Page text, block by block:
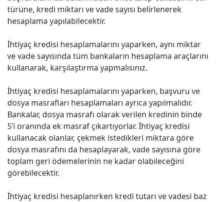
türüne, kredi miktarı ve vade sayısı belirlenerek
hesaplama yapılabilecektir.
İhtiyaç kredisi hesaplamalarını yaparken, aynı miktar
ve vade sayısında tüm bankaların hesaplama araçlarını
kullanarak, karşılaştırma yapmalısınız.
İhtiyaç kredisi hesaplamalarını yaparken, başvuru ve
dosya masrafları hesaplamaları ayrıca yapılmalıdır.
Bankalar, dosya masrafı olarak verilen kredinin binde
5’i oranında ek masraf çıkartıyorlar. İhtiyaç kredisi
kullanacak olanlar, çekmek istedikleri miktara göre
dosya masrafını da hesaplayarak, vade sayısına göre
toplam geri ödemelerinin ne kadar olabileceğini
görebilecektir.
İhtiyaç kredisi hesaplanırken kredi tutarı ve vadesi baz